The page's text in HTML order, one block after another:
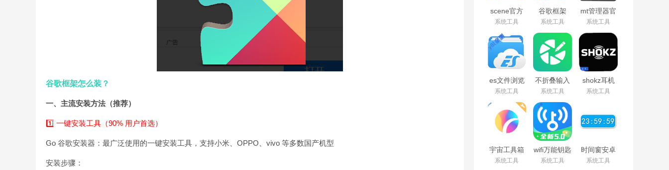
谷歌框架怎么装？
一、主流安装方法（推荐）
1️⃣ 一键安装工具（90% 用户首选）
Go 谷歌安装器：最广泛使用的一键安装工具，支持小米、OPPO、vivo 等多数国产机型
安装步骤：
scene官方
下载最新版
v9.4.1
系统工具
谷歌框架
app下载安
装最新版
(Google
Play 服
务)v26.28.31
(260400-
947936219)
系统工具
mt管理器官
方正版安装
2026最新版
v2.26.7
系统工具
es文件浏览
器安卓版官
方下载(ES
Explorer)v4.5.8.0
系统工具
不折叠输入
法安卓版
v3.5.2
系统工具
shokz耳机
appv5.9.2最
新版
系统工具
宇宙工具箱
破解vip版下
载安装
系统工具
wifi万能钥匙
下载安装
2026最新版
系统工具
时间窗安卓
版下载安装
v1.8.3
系统工具